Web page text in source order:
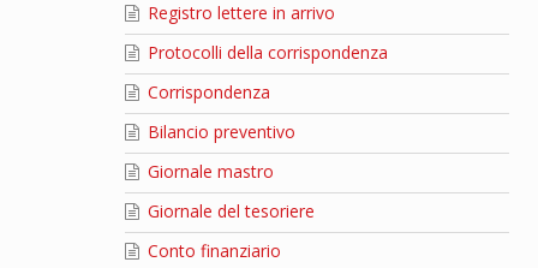
Registro lettere in arrivo
Protocolli della corrispondenza
Corrispondenza
Bilancio preventivo
Giornale mastro
Giornale del tesoriere
Conto finanziario